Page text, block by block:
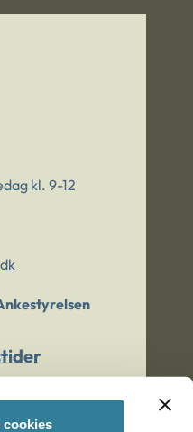
cookies
kl. 9-12